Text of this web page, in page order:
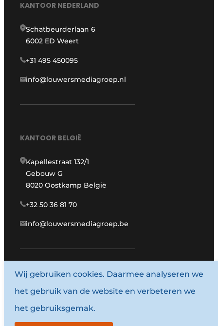
KANTOOR NEDERLAND
Schatbeurderlaan 6
6002 ED Weert
+31 495 450095
info@louwersmediagroep.nl
KANTOOR BELGIË
Kapellestraat 132/1
Gebouw G
8020 Oostkamp België
+32 50 36 81 70
info@louwersmediagroep.be
www.louwersmediagroep.com
© 1987 - 2026 Louwersmediagroep.
Algemene voorwaarden
Wij gebruiken cookies. Daarmee analyseren we
het gebruik van de website en verbeteren we
het gebruiksgemak.